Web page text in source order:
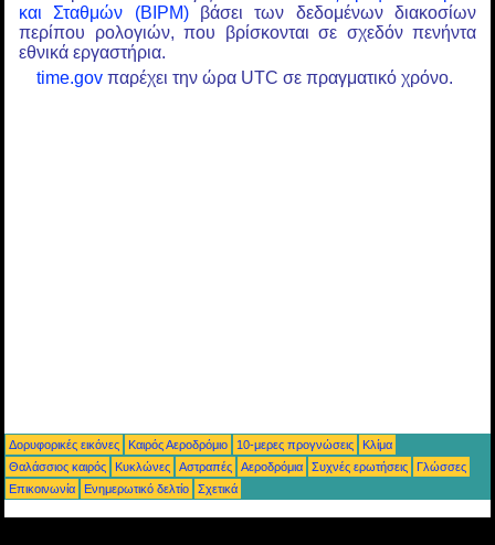
και Σταθμών (BIPM)βάσει των δεδομένων διακοσίων
περίπου ρολογιών, που βρίσκονται σε σχεδόν πενήντα
εθνικά εργαστήρια.
time.gov παρέχει την ώρα UTC σε πραγματικό χρόνο.
Δορυφορικές εικόνες Καιρός Αεροδρόμιο 10-μερες προγνώσεις
Κλίμα
Θαλάσσιος καιρός
Κυκλώνες Αστραπές Αεροδρόμια Συχνές ερωτήσεις
Γλώσσες
Επικοινωνία
Ενημερωτικό δελτίο Σχετικά